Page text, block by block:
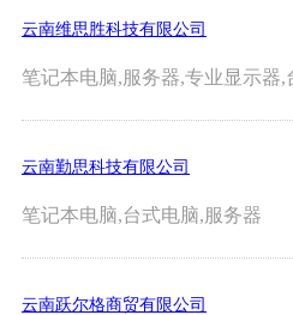
云南维思胜科技有限公司
笔记本电脑,服务器,专业显示器,
云南勤思科技有限公司
笔记本电脑,台式电脑,服务器
云南跃尔格商贸有限公司